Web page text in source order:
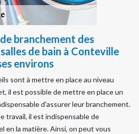
branchement des
de bain à Conteville
environs
sont à mettre en place au niveau
il est possible de mettre en place un
d'assurer leur branchement.
travail, il est indispensable de
en la matière. Ainsi, on peut vous